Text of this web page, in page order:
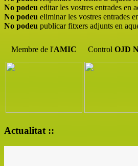
No podeu editar les vostres entrades en
No podeu eliminar les vostres entrades
No podeu publicar fitxers adjunts en
Membre de l'AMIC Control OJD
Actualitat ::